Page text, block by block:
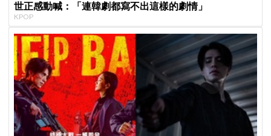
世正感動喊：「連韓劇都寫不出這樣的劇情」
KPOP